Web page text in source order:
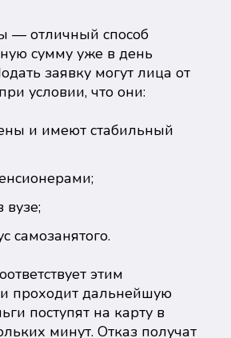
— отличный способ
сумму уже в день
заявку могут лица от
условии, что они:
и имеют стабильный
вузе;
самозанятого.
этим
проходит дальнейшую
поступят на карту в
минут. Отказ получат